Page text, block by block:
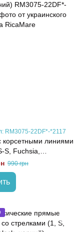
RM3075-22DF*-*2117
корсетными линиями
S, Fuchsia,
990 грн